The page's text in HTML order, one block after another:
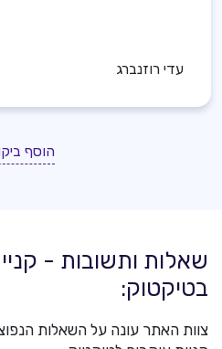
עדי רוזנברג
הוסף
שאלות ותשובות -
בטיקטוק:
צוות האתר עונה על השאלות